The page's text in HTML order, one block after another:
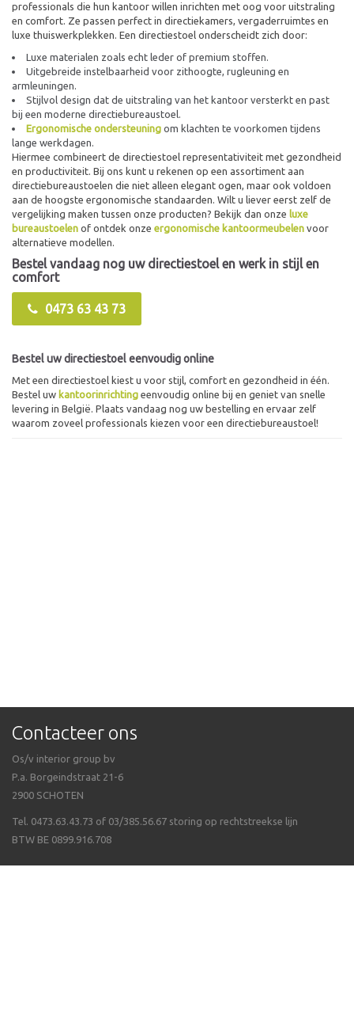
professionals die hun kantoor willen inrichten met oog voor uitstraling
en comfort. Ze passen perfect in directiekamers, vergaderruimtes en
luxe thuiswerkplekken. Een directiestoel onderscheidt zich door:
Luxe materialen zoals echt leder of premium stoffen.
Uitgebreide instelbaarheid voor zithoogte, rugleuning en
armleuningen.
Stijlvol design dat de uitstraling van het kantoor versterkt en past
bij een moderne directiebureaustoel.
Ergonomische ondersteuning om klachten te voorkomen tijdens
lange werkdagen.
Hiermee combineert de directiestoel representativiteit met gezondheid
en productiviteit. Bij ons kunt u rekenen op een assortiment aan
directiebureaustoelen die niet alleen elegant ogen, maar ook voldoen
aan de hoogste ergonomische standaarden. Wilt u liever eerst zelf de
vergelijking maken tussen onze producten? Bekijk dan onze luxe
bureaustoelen of ontdek onze ergonomische kantoormeubelen voor
alternatieve modellen.
Bestel vandaag nog uw directiestoel en werk in stijl en
comfort
0473 63 43 73
Bestel uw directiestoel eenvoudig online
Met een directiestoel kiest u voor stijl, comfort en gezondheid in één.
Bestel uw kantoorinrichting eenvoudig online bij en geniet van snelle
levering in België. Plaats vandaag nog uw bestelling en ervaar zelf
waarom zoveel professionals kiezen voor een directiebureaustoel!
Contacteer ons
Os/v interior group bv
P.a. Borgeindstraat 21-6
2900 SCHOTEN
Tel. 0473.63.43.73 of 03/385.56.67 storing op rechtstreekse lijn
BTW BE 0899.916.708